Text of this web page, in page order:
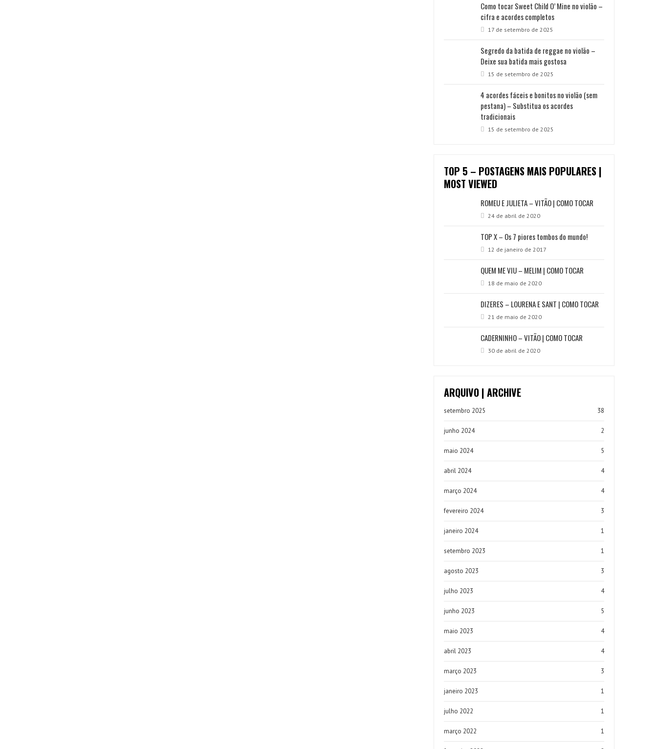
Como tocar Sweet Child O’ Mine no violão –
cifra e acordes completos
17 de setembro de 2025
Segredo da batida de reggae no violão –
Deixe sua batida mais gostosa
15 de setembro de 2025
4 acordes fáceis e bonitos no violão (sem
pestana) – Substitua os acordes
tradicionais
15 de setembro de 2025
TOP 5 – POSTAGENS MAIS POPULARES |
MOST VIEWED
ROMEU E JULIETA – VITÃO | COMO TOCAR
24 de abril de 2020
TOP X – Os 7 piores tombos do mundo!
12 de janeiro de 2017
QUEM ME VIU – MELIM | COMO TOCAR
18 de maio de 2020
DIZERES – LOURENA E SANT | COMO TOCAR
21 de maio de 2020
CADERNINHO – VITÃO | COMO TOCAR
30 de abril de 2020
ARQUIVO | ARCHIVE
setembro 2025 38
junho 2024 2
maio 2024 5
abril 2024 4
março 2024 4
fevereiro 2024 3
janeiro 2024 1
setembro 2023 1
agosto 2023 3
julho 2023 4
junho 2023 5
maio 2023 4
abril 2023 4
março 2023 3
janeiro 2023 1
julho 2022 1
março 2022 1